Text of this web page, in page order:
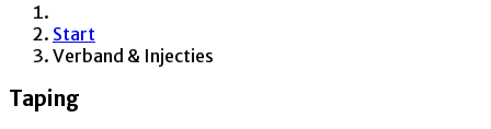
Start
Verband & Injecties
Taping